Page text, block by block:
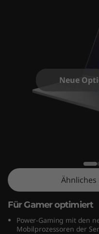
1
5
Neue
Für Gamer optimiert
Power-Gaming mit den
Mobilprozessoren der